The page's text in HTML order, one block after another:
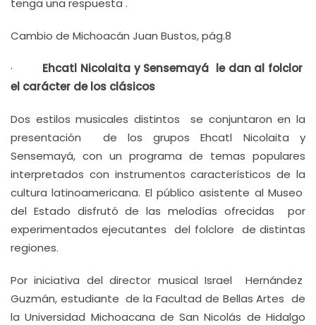
tenga una respuesta .
Cambio de Michoacán Juan Bustos, pág.8
· Ehcatl Nicolaita y Sensemayá le dan al folclor
el carácter de los clásicos
Dos estilos musicales distintos se conjuntaron en la
presentación de los grupos Ehcatl Nicolaita y
Sensemayá, con un programa de temas populares
interpretados con instrumentos característicos de la
cultura latinoamericana. El público asistente al Museo
del Estado disfrutó de las melodías ofrecidas por
experimentados ejecutantes del folclore de distintas
regiones.
Por iniciativa del director musical Israel Hernández
Guzmán, estudiante de la Facultad de Bellas Artes de
la Universidad Michoacana de San Nicolás de Hidalgo